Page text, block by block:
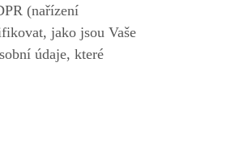
(nařízení
jako jsou Vaše
údaje, které